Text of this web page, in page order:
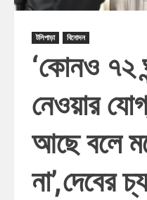
টলিপাড়া বিনোদন
‘কোনও ৭২
নেওয়ার
আছে বলে
না’,দেবের